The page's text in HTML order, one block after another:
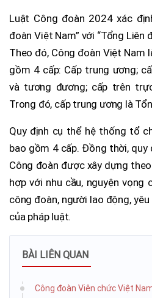
Luật Công đoàn 2024 xác
đoàn Việt Nam” với “Tổng Liên
Theo đó, Công đoàn Việt Nam
gồm 4 cấp: Cấp trung ương;
và tương đương; cấp trên
Trong đó, cấp trung ương là
Quy định cụ thể hệ thống tổ
bao gồm 4 cấp. Đồng thời, quy
Công đoàn được xây dựng
hợp với nhu cầu, nguyện vọng
công đoàn, người lao động,
của pháp luật.
BÀI LIÊN QUAN
Công đoàn Viên chức Việt